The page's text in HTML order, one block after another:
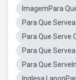
ImagemPara
Para Que
Para Que Serve
Para Que
Para Que